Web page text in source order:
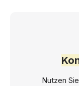
Nutzen